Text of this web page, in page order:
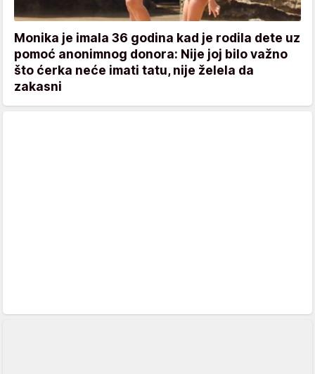
Monika je imala 36 godina kad je rodila dete uz
pomoć anonimnog donora: Nije joj bilo važno
što ćerka neće imati tatu, nije želela da
zakasni